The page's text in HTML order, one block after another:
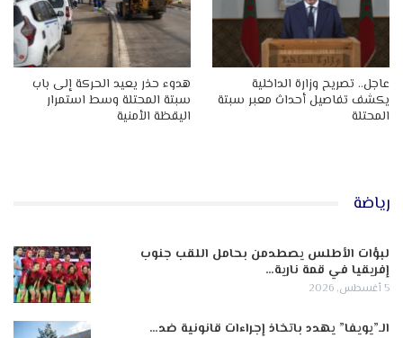
عاجل.. تصريح وزارة الداخلية
يكشف تفاصيل أحداث معبر سبتة
المحتلة
هدوء حذر يعيد الحركة إلى باب
سبتة المحتلة وسط استمرار
اليقظة الأمنية
رياضة
لبؤات الأطلس يصطدمن بحامل اللقب جنوب
إفريقيا في قمة نارية…
5 أغسطس, 2026
الـ”يويفا” يهدد باتخاذ إجراءات قانونية ضد…